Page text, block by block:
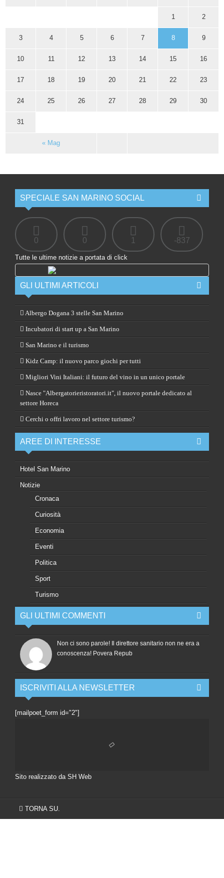
« Mag
1 2
3 4 5 6 7 8 9
10 11 12 13 14 15 16
17 18 19 20 21 22 23
24 25 26 27 28 29 30
31
SPECIALE SAN MARINO SOCIAL
0 0 1 -837
Tutte le ultime notizie a portata di click
GLI ULTIMI ARTICOLI
Albergo Dogana 3 stelle San Marino
Incubatori di start up a San Marino
San Marino e il turismo
Kidz Camp: il nuovo parco giochi per tutti
Migliori Vini Italiani: il futuro del vino in un unico portale
Nasce "Albergatorieristoratori.it", il nuovo portale dedicato al
settore Horeca
Cerchi o offri lavoro nel settore turismo?
AREE DI INTERESSE
Hotel San Marino
Notizie
Cronaca
Curiosità
Economia
Eventi
Politica
Sport
Turismo
GLI ULTIMI COMMENTI
Non ci sono parole! Il direttore sanitario non ne era a
conoscenza! Povera Repub
ISCRIVITI ALLA NEWSLETTER
[mailpoet_form id="2"]
Sito realizzato da SH Web
TORNA SU.